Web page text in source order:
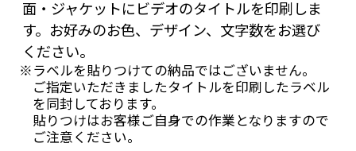
面・ジャケットにビデオのタイトルを印刷しま
す。お好みのお色、デザイン、文字数をお選び
ください。
※ラベルを貼りつけての納品ではございません。
ご指定いただきましたタイトルを印刷したラベル
を同封しております。
貼りつけはお客様ご自身での作業となりますので
ご注意ください。